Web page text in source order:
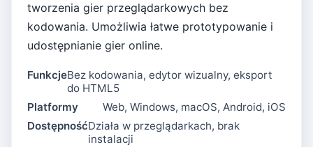
tworzenia gier przeglądarkowych bez
kodowania. Umożliwia łatwe prototypowanie i
udostępnianie gier online.
FunkcjeBez kodowania, edytor wizualny, eksport
do HTML5
Platformy
Web, Windows, macOS, Android, iOS
DostępnośćDziała w przeglądarkach, brak
instalacji